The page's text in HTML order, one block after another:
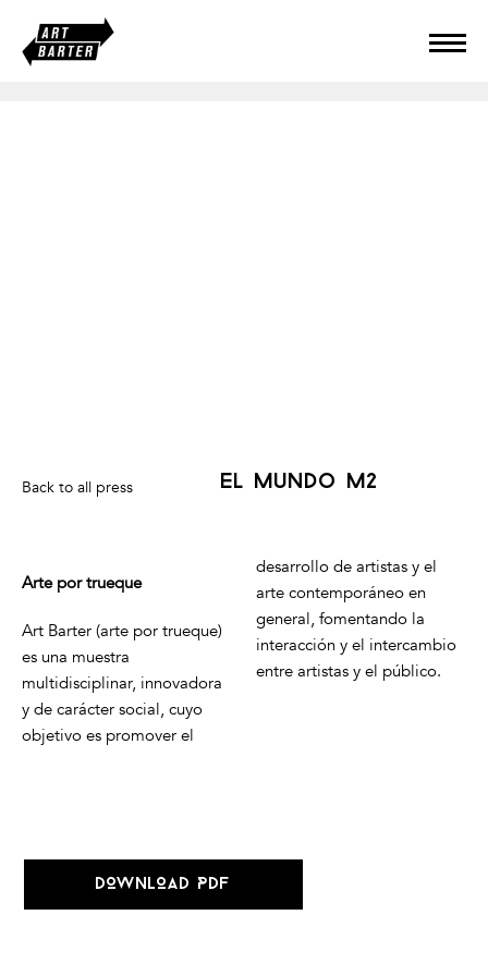
Back to all press el mundo m2
Arte por trueque
Art Barter (arte por trueque)
es una muestra
multidisciplinar, innovadora
y de carácter social, cuyo
objetivo es promover el
desarrollo de artistas y el
arte contemporáneo en
general, fomentando la
interacción y el intercambio
entre artistas y el público.
DOWNLOAD PDF